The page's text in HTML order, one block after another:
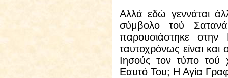
Αλλά εδώ γεννάται
σύμβολο τού
παρουσιάστηκε
ταυτοχρόνως είναι
Ιησούς τον τύπο τού
Εαυτό Του; Η Αγία